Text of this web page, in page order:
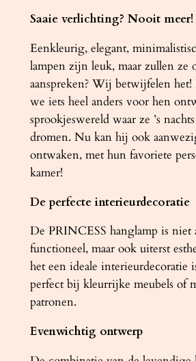
n
t
a
l
Saaie verlichting? Nooit meer!
Eenkleurig, elegant,
lampen zijn leuk, maar zullen ze
aanspreken? Wij betwijfelen het!
we iets heel anders voor hen
sprookjeswereld waar ze ’s
dromen. Nu kan hij ook
ontwaken, met hun favoriete
kamer!
De perfecte interieurdecoratie
De PRINCESS hanglamp is niet
functioneel, maar ook uiterst
het een ideale interieurdecoratie
perfect bij kleurrijke meubels of
patronen.
Evenwichtig ontwerp